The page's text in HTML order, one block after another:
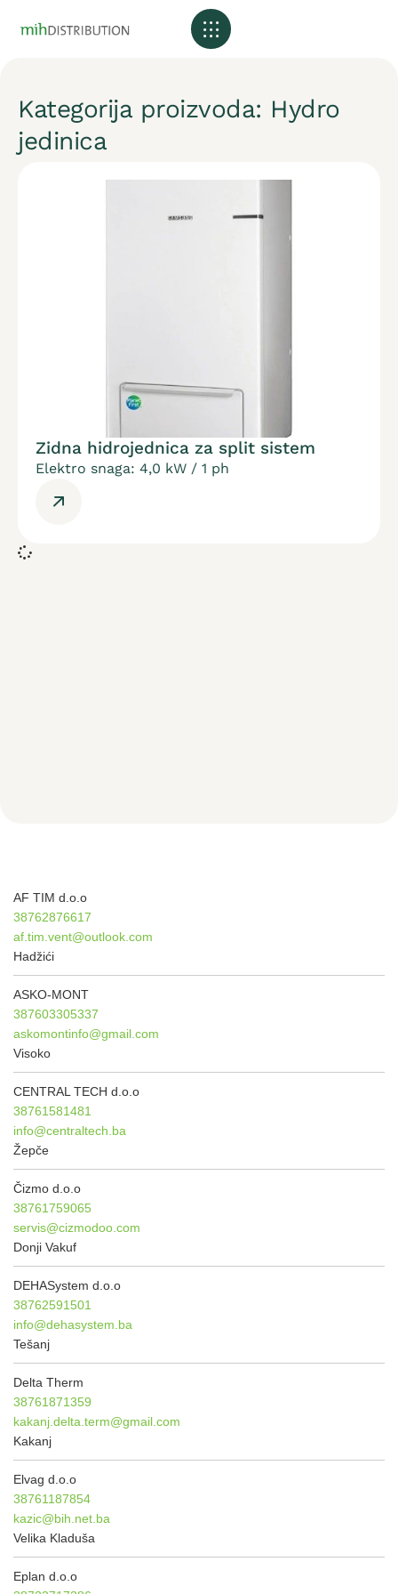
Kategorija proizvoda: Hydro
jedinica
Zidna hidrojednica za split sistem
Elektro snaga: 4,0 kW / 1 ph
AF TIM d.o.o
38762876617
af.tim.vent@outlook.com
Hadžići
ASKO-MONT
387603305337
askomontinfo@gmail.com
Visoko
CENTRAL TECH d.o.o
38761581481
info@centraltech.ba
Žepče
Čizmo d.o.o
38761759065
servis@cizmodoo.com
Donji Vakuf
DEHASystem d.o.o
38762591501
info@dehasystem.ba
Tešanj
Delta Therm
38761871359
kakanj.delta.term@gmail.com
Kakanj
Elvag d.o.o
38761187854
kazic@bih.net.ba
Velika Kladuša
Eplan d.o.o